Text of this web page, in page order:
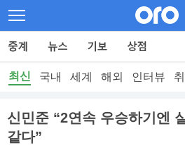
최신 국내 세계 해외 인터뷰
신민준 “2연속 우승하기엔
같다”